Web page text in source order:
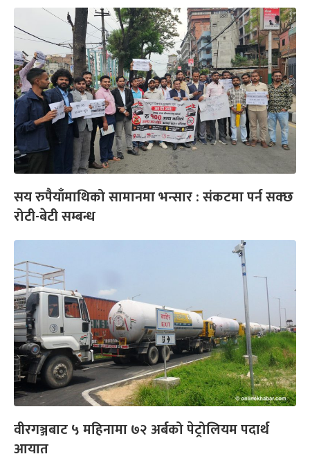
सय रुपैयाँमाथिको सामानमा भन्सार : संकटमा पर्न सक्छ
रोटी-बेटी सम्बन्ध
वीरगञ्जबाट ५ महिनामा ७२ अर्बको पेट्रोलियम पदार्थ
आयात